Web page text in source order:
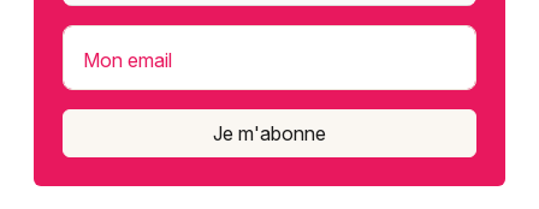
Mon email
Je m'abonne